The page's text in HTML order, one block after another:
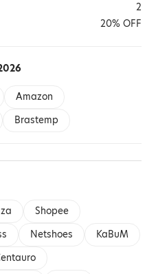
2
20% OFF
Amazon
Brastemp
Shopee
Netshoes
KaBuM